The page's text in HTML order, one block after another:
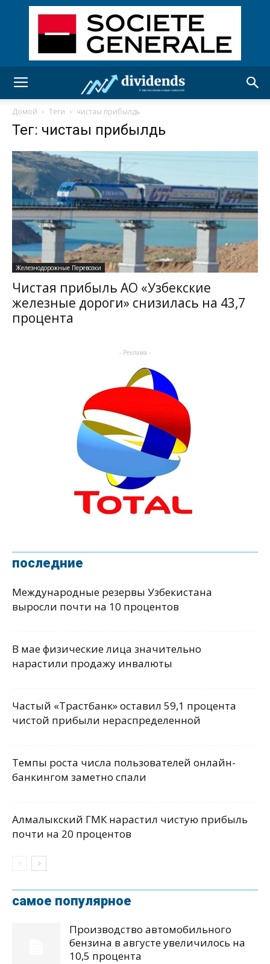
Домой Теги чистаы прибылдь
Тег: чистаы прибылдь
Железнодорожные Перевозки
Чистая прибыль АО «Узбекские
железные дороги» снизилась на 43,7
процента
- Реклама -
последние
Международные резервы Узбекистана
выросли почти на 10 процентов
В мае физические лица значительно
нарастили продажу инвалюты
Частый «Трастбанк» оставил 59,1 процента
чистой прибыли нераспределенной
Темпы роста числа пользователей онлайн-
банкингом заметно спали
Алмалыкский ГМК нарастил чистую прибыль
почти на 20 процентов
самое популярное
Производство автомобильного
бензина в августе увеличилось на
10,5 процента